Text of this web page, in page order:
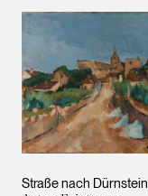
Straße nach Dürnstein